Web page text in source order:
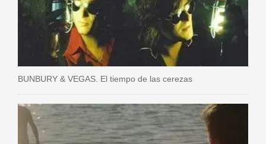
BUNBURY & VEGAS. El tiempo de las cerezas